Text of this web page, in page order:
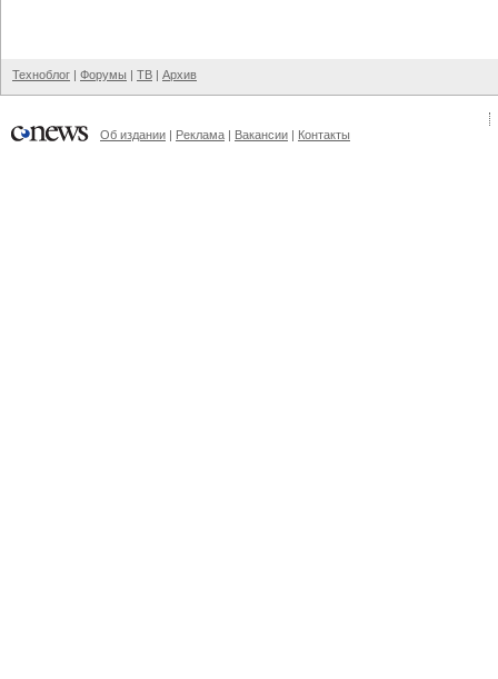
Техноблог | Форумы | ТВ | Архив
Об издании | Реклама | Вакансии | Контакты